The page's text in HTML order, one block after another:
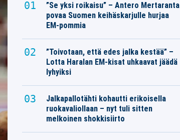
”Se yksi roikaisu” – Antero Mertaranta
povaa Suomen keihäskarjulle hurjaa
EM-pommia
”Toivotaan, että edes jalka kestää” –
Lotta Haralan EM-kisat uhkaavat jäädä
lyhyiksi
Jalkapallotähti kohautti erikoisella
ruokavaliollaan – nyt tuli sitten
melkoinen shokkisiirto